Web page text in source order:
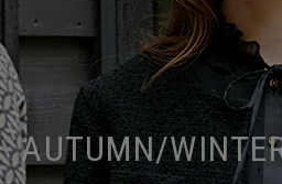
AUTUMN/